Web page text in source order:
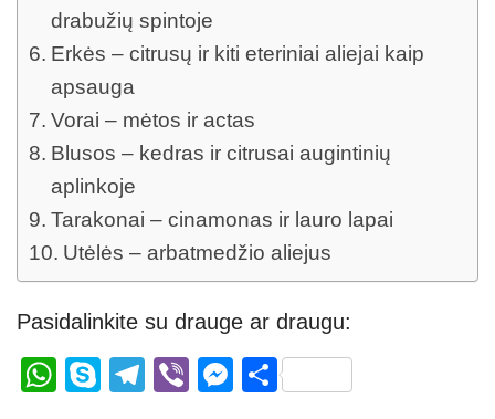
drabužių spintoje
Erkės – citrusų ir kiti eteriniai aliejai kaip
apsauga
Vorai – mėtos ir actas
Blusos – kedras ir citrusai augintinių
aplinkoje
Tarakonai – cinamonas ir lauro lapai
Utėlės – arbatmedžio aliejus
Pasidalinkite su drauge ar draugu:
W
S
T
Vi
M S